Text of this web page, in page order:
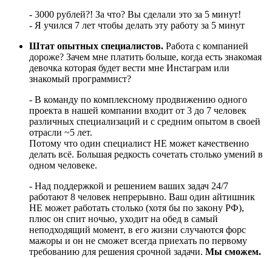
- 3000 рублей?! За что? Вы сделали это за 5 минут!
- Я учился 7 лет чтобы делать эту работу за 5 минут
Штат опытных специалистов. Работа с компанией
дороже? Зачем мне платить больше, когда есть знакомая
девочка которая будет вести мне Инстаграм или
знакомый программист?
- В команду по комплексному продвижению одного
проекта в нашей компании входит от 3 до 7 человек
различных специализаций и с средним опытом в своей
отрасли ~5 лет.
Потому что один специалист НЕ может качественно
делать всё. Большая редкость сочетать столько умений в
одном человеке.
- Над поддержкой и решением ваших задач 24/7
работают 8 человек непрерывно. Ваш один айтишник
НЕ может работать столько (хотя бы по закону РФ),
плюс он спит ночью, уходит на обед в самый
неподходящий момент, в его жизни случаются форс
мажоры и он не сможет всегда приехать по первому
требованию для решения срочной задачи. Мы сможем.